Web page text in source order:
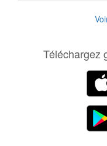
Téléchargez